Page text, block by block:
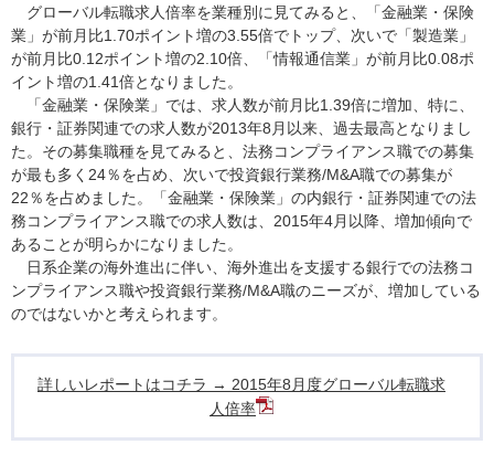
グローバル転職求人倍率を業種別に見てみると、「金融業・保険
業」が前月比1.70ポイント増の3.55倍でトップ、次いで「製造業」
が前月比0.12ポイント増の2.10倍、「情報通信業」が前月比0.08ポ
イント増の1.41倍となりました。
「金融業・保険業」では、求人数が前月比1.39倍に増加、特に、
銀行・証券関連での求人数が2013年8月以来、過去最高となりまし
た。その募集職種を見てみると、法務コンプライアンス職での募集
が最も多く24％を占め、次いで投資銀行業務/M&A職での募集が
22％を占めました。「金融業・保険業」の内銀行・証券関連での法
務コンプライアンス職での求人数は、2015年4月以降、増加傾向で
あることが明らかになりました。
日系企業の海外進出に伴い、海外進出を支援する銀行での法務コ
ンプライアンス職や投資銀行業務/M&A職のニーズが、増加している
のではないかと考えられます。
詳しいレポートはコチラ → 2015年8月度グローバル転職求
人倍率